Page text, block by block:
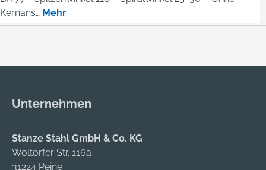
Kernans… Mehr
Unternehmen
Stanze Stahl GmbH & Co. KG
Woltorfer Str. 116a
31224 Peine